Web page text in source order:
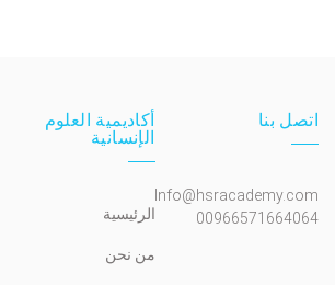
اتصل بنا
Info@hsracademy.com
00966571664064
أكاديمية العلوم
الإنسانية
الرئيسية
من نحن